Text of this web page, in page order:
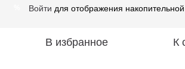
Войти для отображения накопительной
В избранное К